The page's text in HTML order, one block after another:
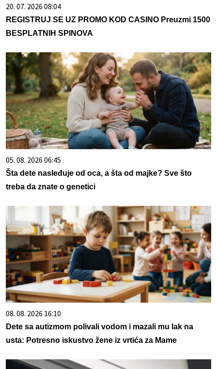
20. 07. 2026 08:04
REGISTRUJ SE UZ PROMO KOD CASINO Preuzmi 1500
BESPLATNIH SPINOVA
05. 08. 2026 06:45
Šta dete nasleđuje od oca, a šta od majke? Sve što
treba da znate o genetici
08. 08. 2026 16:10
Dete sa autizmom polivali vodom i mazali mu lak na
usta: Potresno iskustvo žene iz vrtića za Mame